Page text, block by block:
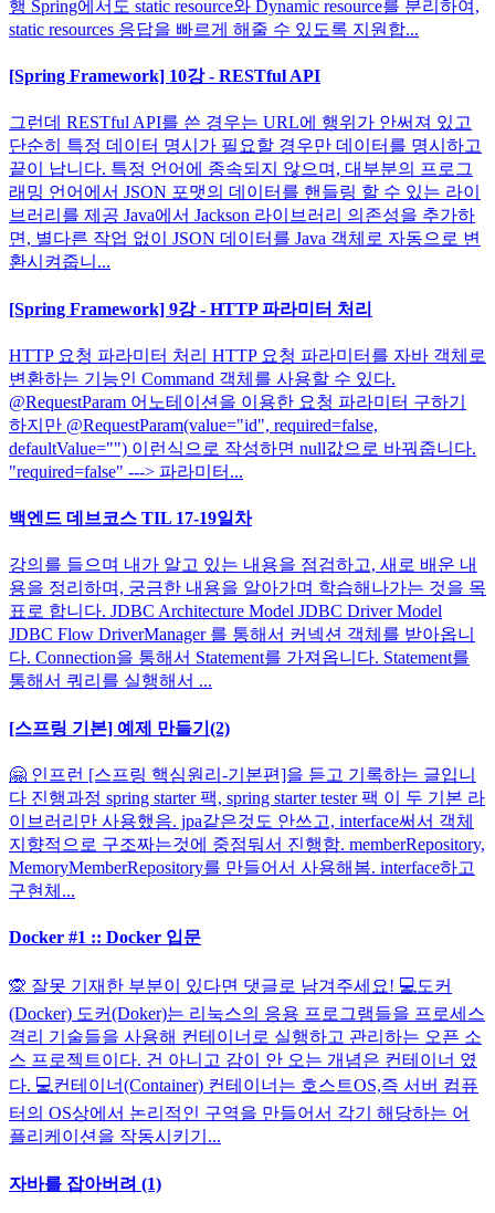
행 Spring에서도 static resource와 Dynamic resource를 분리하여,
static resources 응답을 빠르게 해줄 수 있도록 지원합...
[Spring Framework] 10강 - RESTful API
그런데 RESTful API를 쓴 경우는 URL에 행위가 안써져 있고
단순히 특정 데이터 명시가 필요할 경우만 데이터를 명시하고
끝이 납니다. 특정 언어에 종속되지 않으며, 대부분의 프로그
래밍 언어에서 JSON 포맷의 데이터를 핸들링 할 수 있는 라이
브러리를 제공 Java에서 Jackson 라이브러리 의존성을 추가하
면, 별다른 작업 없이 JSON 데이터를 Java 객체로 자동으로 변
환시켜줍니...
[Spring Framework] 9강 - HTTP 파라미터 처리
HTTP 요청 파라미터 처리 HTTP 요청 파라미터를 자바 객체로
변환하는 기능인 Command 객체를 사용할 수 있다.
@RequestParam 어노테이션을 이용한 요청 파라미터 구하기
하지만 @RequestParam(value="id", required=false,
defaultValue="") 이런식으로 작성하면 null값으로 바꿔줍니다.
"required=false" ---> 파라미터...
백엔드 데브코스 TIL 17-19일차
강의를 들으며 내가 알고 있는 내용을 점검하고, 새로 배운 내
용을 정리하며, 궁금한 내용을 알아가며 학습해나가는 것을 목
표로 합니다. JDBC Architecture Model JDBC Driver Model
JDBC Flow DriverManager 를 통해서 커넥션 객체를 받아옵니
다. Connection을 통해서 Statement를 가져옵니다. Statement를
통해서 쿼리를 실행해서 ...
[스프링 기본] 예제 만들기(2)
🤗 인프런 [스프링 핵심원리-기본편]을 듣고 기록하는 글입니
다 진행과정 spring starter 팩, spring starter tester 팩 이 두 기본 라
이브러리만 사용했음. jpa같은것도 안쓰고, interface써서 객체
지향적으로 구조짜는것에 중점둬서 진행함. memberRepository,
MemoryMemberRepository를 만들어서 사용해봄. interface하고
구현체...
Docker #1 :: Docker 입문
🙊 잘못 기재한 부분이 있다면 댓글로 남겨주세요! 💻도커
(Docker) 도커(Doker)는 리눅스의 응용 프로그램들을 프로세스
격리 기술들을 사용해 컨테이너로 실행하고 관리하는 오픈 소
스 프로젝트이다. 건 아니고 감이 안 오는 개념은 컨테이너 였
다. 💻컨테이너(Container) 컨테이너는 호스트OS,즉 서버 컴퓨
터의 OS상에서 논리적인 구역을 만들어서 각기 해당하는 어
플리케이션을 작동시키기...
자바를 잡아버려 (1)